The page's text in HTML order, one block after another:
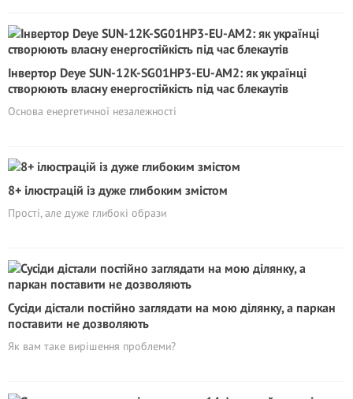
Інвертор Deye SUN-12K-SG01HP3-EU-AM2: як українці
створюють власну енергостійкість під час блекаутів
Основа енергетичної незалежності
8+ ілюстрацій із дуже глибоким змістом
Прості, але дуже глибокі образи
Сусіди дістали постійно заглядати на мою ділянку, а паркан
поставити не дозволяють
Як вам таке вирішення проблеми?